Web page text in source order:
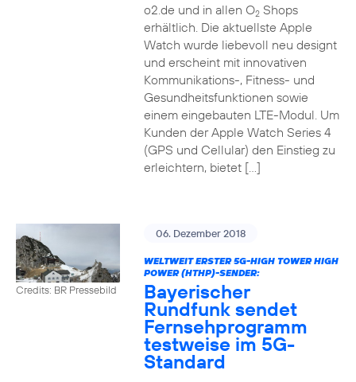
o2.de und in allen O2Shops
erhältlich. Die aktuellste Apple
Watch wurde liebevoll neu designt
und erscheint mit innovativen
Kommunikations-, Fitness- und
Gesundheitsfunktionen sowie
einem eingebauten LTE-Modul. Um
Kunden der Apple Watch Series 4
(GPS und Cellular) den Einstieg zu
erleichtern, bietet […]
Credits: BR Pressebild
06. Dezember 2018
WELTWEIT ERSTER 5G-HIGH TOWER HIGH
POWER (HTHP)-SENDER:
Bayerischer
Rundfunk sendet
Fernsehprogramm
testweise im 5G-
Standard